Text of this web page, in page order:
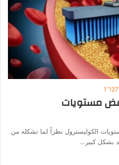
1٬127
مستويات
الكوليسترول نظراً لما تشكله من
بشكل كبير…